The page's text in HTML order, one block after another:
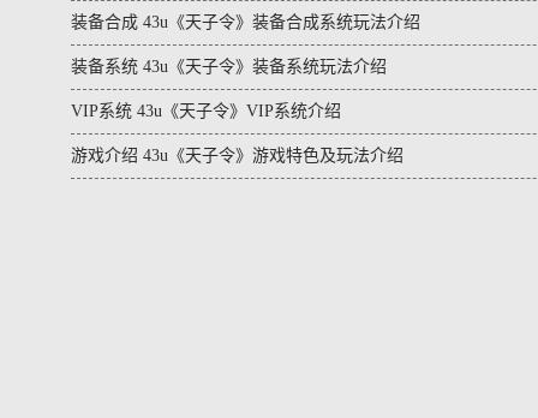
装备合成 43u《天子令》装备合成系统玩法介绍
装备系统 43u《天子令》装备系统玩法介绍
VIP系统 43u《天子令》VIP系统介绍
游戏介绍 43u《天子令》游戏特色及玩法介绍